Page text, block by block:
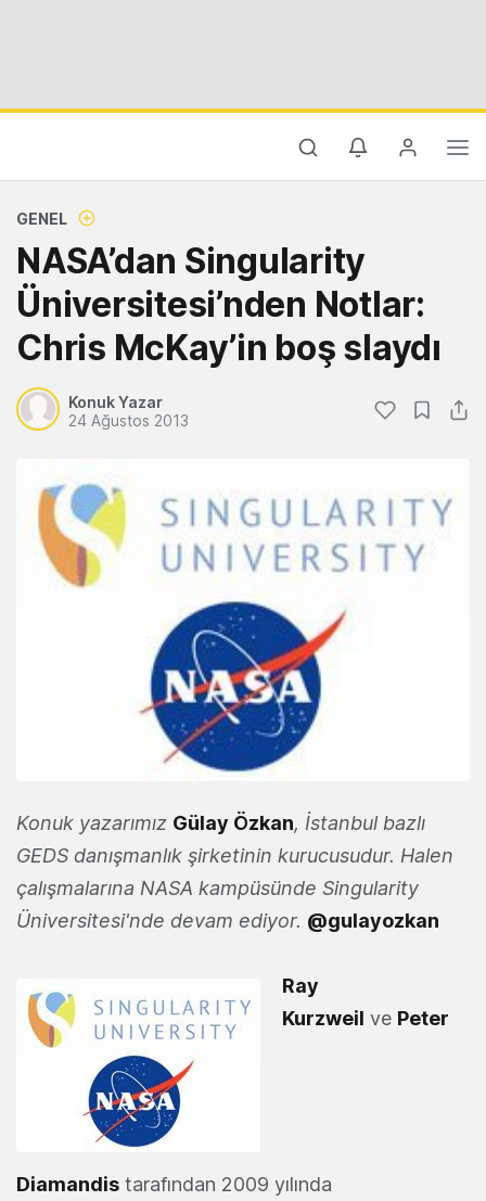
GENEL
NASA’dan Singularity
Üniversitesi’nden Notlar:
Chris McKay’in boş slaydı
Konuk Yazar
24 Ağustos 2013
Konuk yazarımız Gülay Özkan, İstanbul bazlı
GEDS danışmanlık şirketinin kurucusudur. Halen
çalışmalarına NASA kampüsünde Singularity
Üniversitesi'nde devam ediyor. @gulayozkan
Ray
Kurzweil ve Peter
Diamandis tarafından 2009 yılında